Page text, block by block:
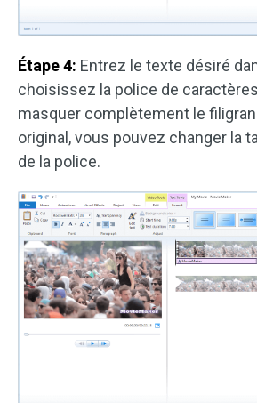
Étape 4: Entrez le texte désiré
choisissez la police de
masquer complètement le
original, vous pouvez changer la
de la police.